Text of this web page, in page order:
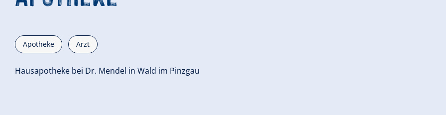
Apotheke Arzt
Hausapotheke bei Dr. Mendel in Wald im Pinzgau